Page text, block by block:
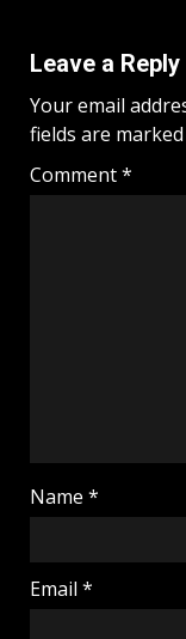
Leave a Reply
Your email
fields are marked
Comment*
Name *
Email *